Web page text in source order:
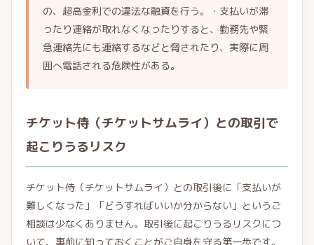
の、超高金利での違法な融資を行う。・支払いが滞
ったり連絡が取れなくなったりすると、勤務先や緊
急連絡先にも連絡するなどと脅されたり、実際に周
囲へ電話される危険性がある。
チケット侍（チケットサムライ）との取引で
起こりうるリスク
チケット侍（チケットサムライ）との取引後に「支払いが
難しくなった」「どうすればいいか分からない」というご
相談は少なくありません。取引後に起こりうるリスクにつ
いて、事前に知っておくことがご自身を守る第一歩です。